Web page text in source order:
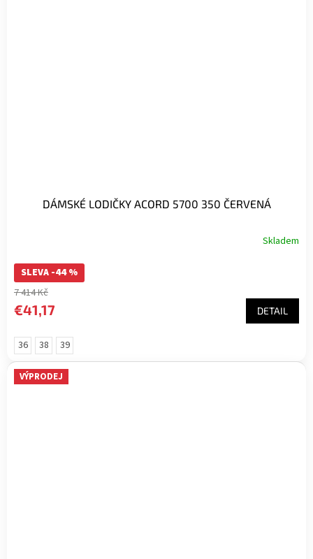
DÁMSKÉ LODIČKY ACORD 5700 350 ČERVENÁ
Skladem
SLEVA -44 %
7 414 Kč
€41,17 DETAIL
36 38 39
VÝPRODEJ